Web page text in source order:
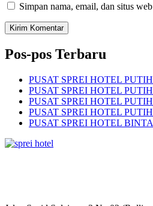
Simpan nama, email, dan situs
Pos-pos Terbaru
PUSAT SPREI HOTEL
PUSAT SPREI HOTEL
PUSAT SPREI HOTEL
PUSAT SPREI HOTEL
PUSAT SPREI HOTEL